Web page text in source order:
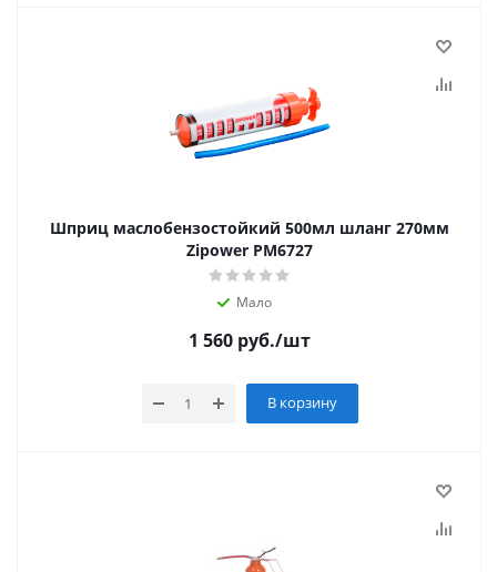
Шприц маслобензостойкий 500мл шланг 270мм
Zipower PM6727
Мало
1 560 руб./шт
В корзину